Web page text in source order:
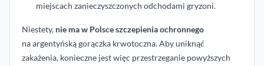
miejscach zanieczyszczonych odchodami gryzoni.
Niestety, nie ma w Polsce szczepienia ochronnego
na argentyńską gorączka krwotoczna. Aby uniknąć
zakażenia, konieczne jest więc przestrzeganie powyższych